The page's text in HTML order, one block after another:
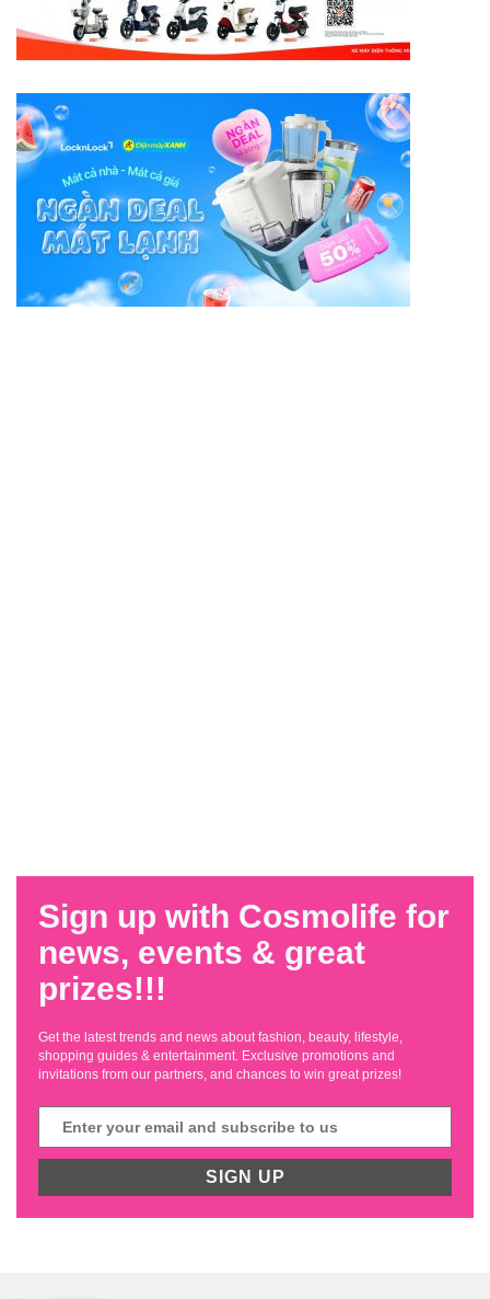
Sign up with Cosmolife for
news, events & great
prizes!!!
Get the latest trends and news about fashion, beauty, lifestyle,
shopping guides & entertainment. Exclusive promotions and
invitations from our partners, and chances to win great prizes!
SIGN UP